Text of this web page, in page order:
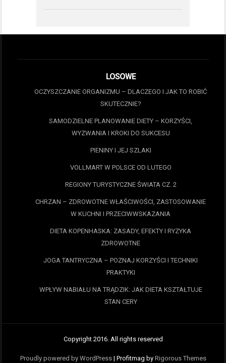
LOSOWE
OCZYSZCZANIE ORGANIZMU – DLACZEGO I JAK TO ROBIĆ
SKUTECZNIE?
SAMODZIELNE PLANOWANIE DIETY – KORZYŚCI,
WYZWANIA I KROKI DO SUKCESU
PIENINY I JEJ SZLAKI
VOLLMART W POLSCE OD LUTEGO
REGIONY TURYSTYCZNE ŚWIATA CZ. 2
CHRZAN – ZDROWOTNE WŁAŚCIWOŚCI, ZASTOSOWANIE
W KUCHNI I PRZECIWWSKAZANIA
DIETA KOPENHASKA: ZASADY, EFEKTY I RYZYKA
ZDROWOTNE
JOGA TANTRYCZNA – POZNAJ KORZYŚCI I TECHNIKI
PRAKTYKI
WPŁYW NABIAŁU NA TRĄDZIK: JAK DIETA KSZTAŁTUJE
STAN CERY
Copyright 2016. All rights reserved
Proudly powered by WordPress | Profitmag by Rigorous Themes